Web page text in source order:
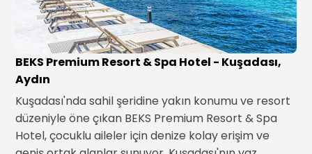
BEKS Premium Resort & Spa Hotel - Kuşadası,
Aydın
Kuşadası'nda sahil şeridine yakın konumu ve resort
düzeniyle öne çıkan BEKS Premium Resort & Spa
Hotel, çocuklu aileler için denize kolay erişim ve